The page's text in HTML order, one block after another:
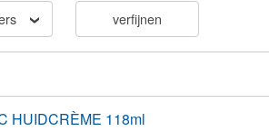
verfijnen
HUIDCRÈME 118ml